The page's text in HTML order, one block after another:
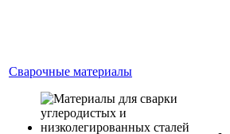
Сварочные материалы